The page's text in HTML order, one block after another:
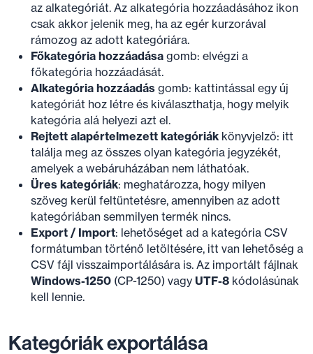
az alkategóriát. Az alkategória hozzáadásához ikon
csak akkor jelenik meg, ha az egér kurzorával
rámozog az adott kategóriára.
Főkategória hozzáadása gomb: elvégzi a
főkategória hozzáadását.
Alkategória hozzáadás gomb: kattintással egy új
kategóriát hoz létre és kiválaszthatja, hogy melyik
kategória alá helyezi azt el.
Rejtett alapértelmezett kategóriák könyvjelző: itt
találja meg az összes olyan kategória jegyzékét,
amelyek a webáruházában nem láthatóak.
Üres kategóriák: meghatározza, hogy milyen
szöveg kerül feltüntetésre, amennyiben az adott
kategóriában semmilyen termék nincs.
Export / Import: lehetőséget ad a kategória CSV
formátumban történő letöltésére, itt van lehetőség a
CSV fájl visszaimportálására is. Az importált fájlnak
Windows-1250 (CP-1250) vagy UTF-8 kódolásúnak
kell lennie.
Kategóriák exportálása